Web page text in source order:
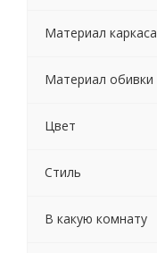
Материал каркаса
Материал обивки
Цвет
Стиль
В какую комнату